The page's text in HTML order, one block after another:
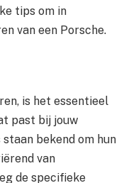
tips om in
van een Porsche.
is het essentieel
past bij jouw
bekend om hun
van
de specifieke